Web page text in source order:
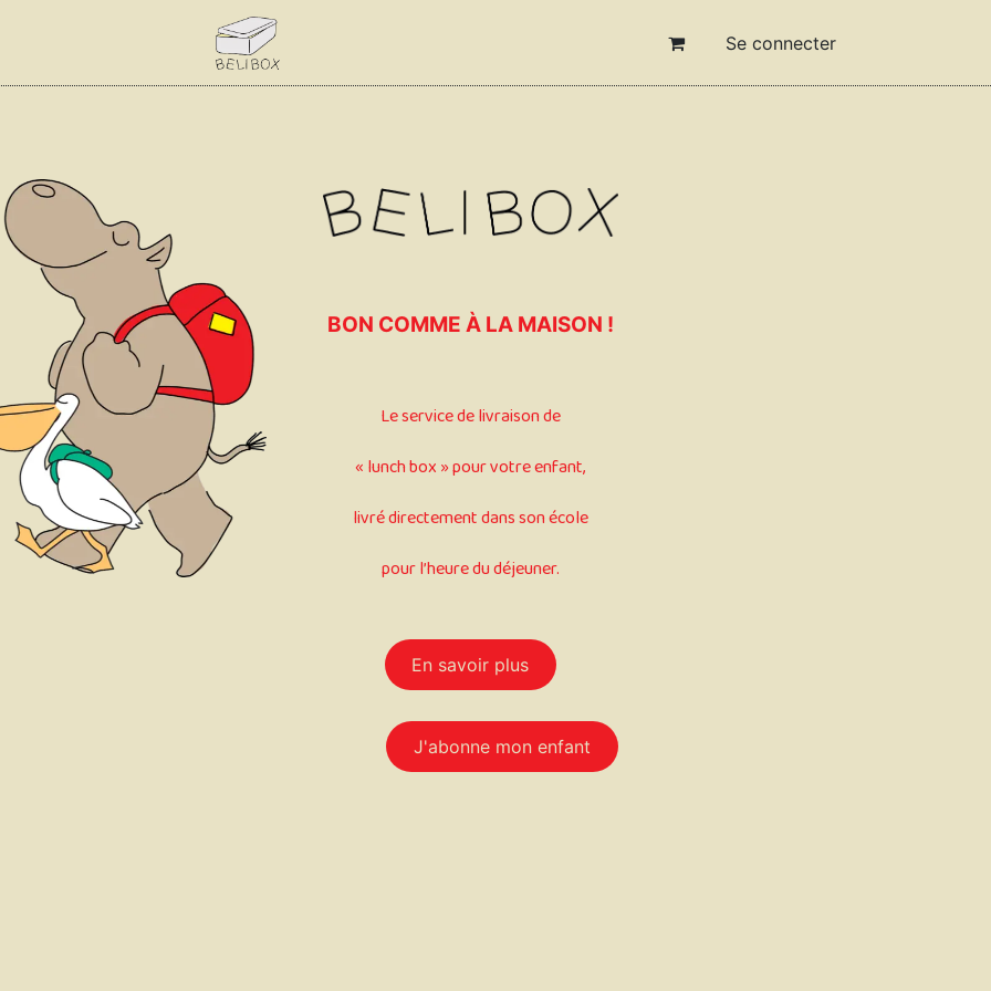
Se connecter
J'abonne mon enfant
BON COMME À LA MAISON !
Le service de livraison de
« lunch box » pour votre enfant,
livré directement dans son école
pour l’heure du déjeuner.
En savoir plus